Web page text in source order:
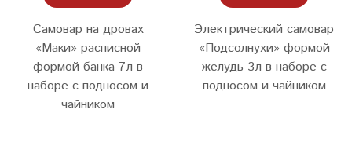
Самовар на дровах
«Маки» расписной
формой банка 7л в
наборе с подносом и
чайником
Электрический самовар
«Подсолнухи» формой
желудь 3л в наборе с
подносом и чайником